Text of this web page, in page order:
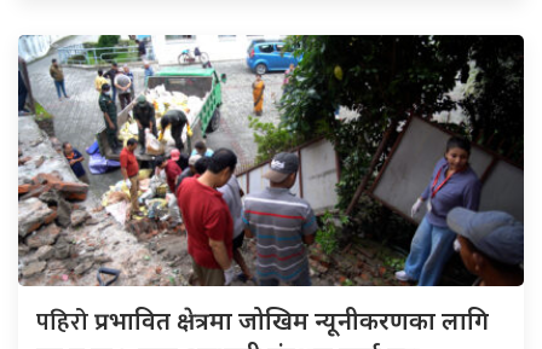
पहिरोप्रभावित क्षेत्रमा जोखिम न्यूनीकरणका लागि